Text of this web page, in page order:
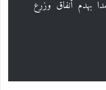
بهدم أنفاق وزرع